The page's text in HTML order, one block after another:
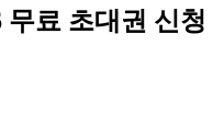
료 초대권 신청